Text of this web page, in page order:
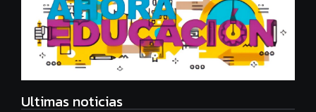
Ultimas noticias